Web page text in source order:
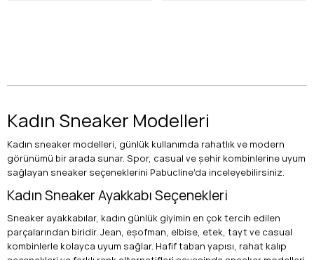
Kadın Sneaker Modelleri
Kadın sneaker modelleri, günlük kullanımda rahatlık ve modern
görünümü bir arada sunar. Spor, casual ve şehir kombinlerine uyum
sağlayan sneaker seçeneklerini Pabucline’da inceleyebilirsiniz.
Kadın Sneaker Ayakkabı Seçenekleri
Sneaker ayakkabılar, kadın günlük giyimin en çok tercih edilen
parçalarından biridir. Jean, eşofman, elbise, etek, tayt ve casual
kombinlerle kolayca uyum sağlar. Hafif taban yapısı, rahat kalıp